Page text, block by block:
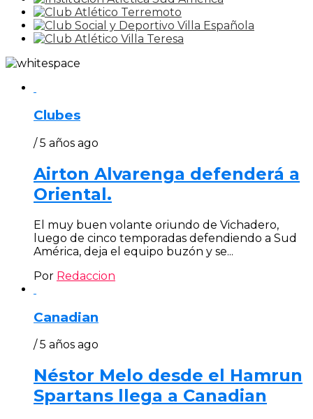
Clubes
/ 5 años ago
Airton Alvarenga defenderá a
Oriental.
El muy buen volante oriundo de Vichadero,
luego de cinco temporadas defendiendo a Sud
América, deja el equipo buzón y se...
Por Redaccion
Canadian
/ 5 años ago
Néstor Melo desde el Hamrun
Spartans llega a Canadian